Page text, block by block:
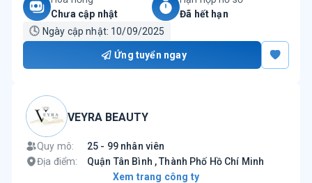
Chưa cập nhật
Đã hết hạn
🕓 Ngày cập nhật: 10/09/2025
Ứng tuyển ngay
VEYRA BEAUTY
Quy mô:
25 - 99 nhân viên
Địa điểm:
Quận Tân Bình , Thành Phố Hồ Chí Minh
Xem trang công ty